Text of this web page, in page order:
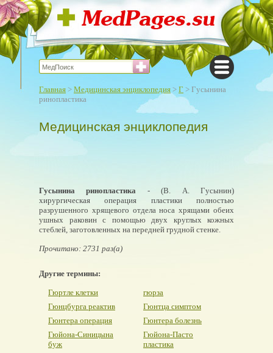
Главная > Медицинская энциклопедия > Г > Гусынина
ринопластика
Медицинская энциклопедия
Гусынина ринопластика - (В. А. Гусынин)
хирургическая операция пластики полностью
разрушенного хрящевого отдела носа хрящами обеих
ушных раковин с помощью двух круглых кожных
стеблей, заготовленных на передней грудной стенке.
Прочитано: 2731 раз(а)
Другие термины:
Гюртле клетки
гюрза
Гюнцбурга реактив
Гюнтца симптом
Гюнтера операция
Гюнтера болезнь
Гюйона-Синицына
буж
Гюйона-Пасто
пластика